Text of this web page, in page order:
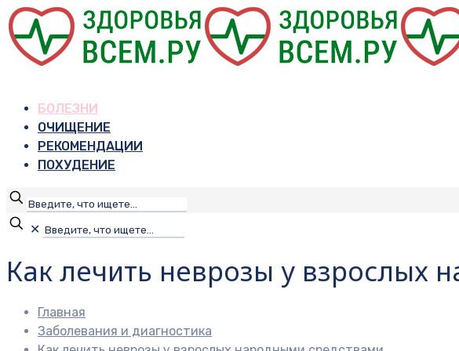
БОЛЕЗНИ
ОЧИЩЕНИЕ
РЕКОМЕНДАЦИИ
ПОХУДЕНИЕ
✕
Как лечить неврозы у взрослых
Главная
Заболевания и диагностика